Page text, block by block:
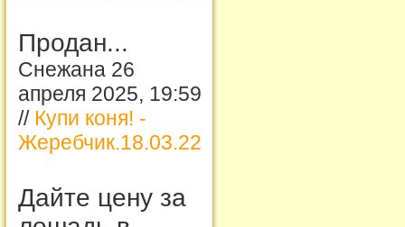
Продан...
Снежана 26
апреля 2025, 19:59
// Купи коня! -
Жеребчик.18.03.22
Дайте цену за